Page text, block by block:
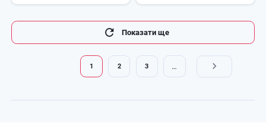
Розбивка
на
Показати ще
Поточна
сторінка
1 Page
2 Page
3 …